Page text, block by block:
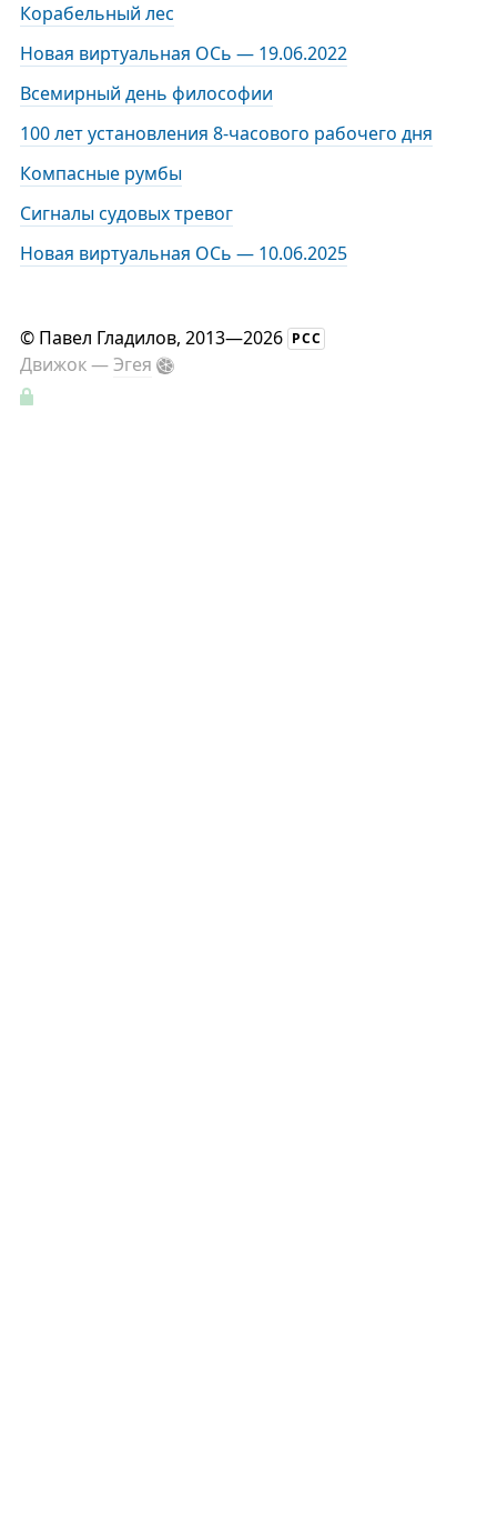
Корабельный лес
Новая виртуальная ОСь — 19.06.2022
Всемирный день философии
100 лет установления 8-часового рабочего дня
Компасные румбы
Сигналы судовых тревог
Новая виртуальная ОСь — 10.06.2025
© Павел Гладилов, 2013—2026 РСС
Движок —Эгея